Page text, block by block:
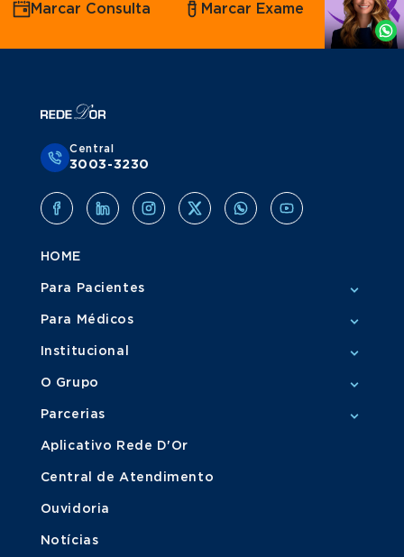
por
Whatsapp
Marcar Consulta Marcar Exame
Central
3003-3230
HOME
Para Pacientes
Para Médicos
Institucional
O Grupo
Parcerias
Aplicativo Rede D'Or
Central de Atendimento
Ouvidoria
Notícias